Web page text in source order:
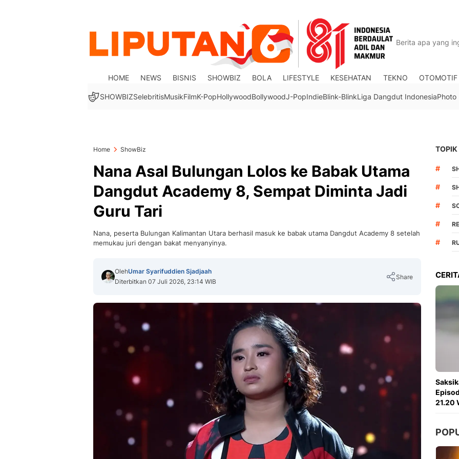
HOME NEWS BISNIS SHOWBIZ BOLA LIFESTYLE KESEHATAN TEKNO OTOMOTIF
SHOWBIZSelebritisMusikFilmK-PopHollywoodBollywoodJ-PopIndieBlink-BlinkLiga Dangdut IndonesiaPhoto
Home ShowBiz
Nana Asal Bulungan Lolos ke Babak Utama
Dangdut Academy 8, Sempat Diminta Jadi
Guru Tari
Nana, peserta Bulungan Kalimantan Utara berhasil masuk ke babak utama Dangdut Academy 8 setelah
memukau juri dengan bakat menyanyinya.
OlehUmar Syarifuddien Sjadjaah
Diterbitkan 07 Juli 2026, 23:14 WIB
Share
TOPIK
#
#
#
#
#
21.20